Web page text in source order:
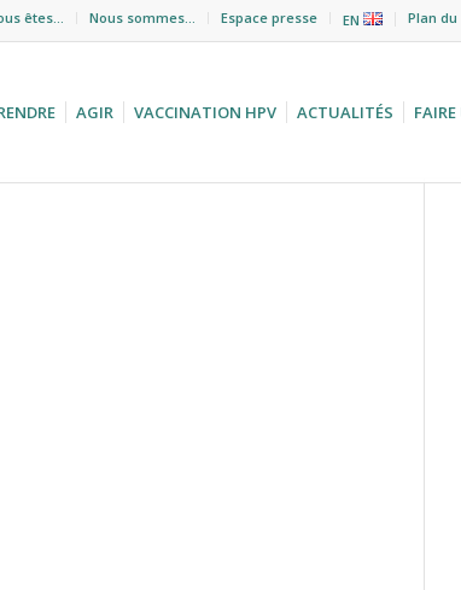
êtes… Nous sommes… Espace presse EN Plan
AGIR VACCINATION HPV ACTUALITÉS